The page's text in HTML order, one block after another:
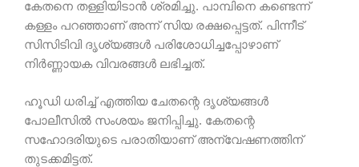
കേതനെ തള്ളിയിടാൻ ശ്രമിച്ചു. പാമ്പിനെ കണ്ടെന്ന്
കള്ളം പറഞ്ഞാണ് അന്ന് സിയ രക്ഷപ്പെട്ടത്. പിന്നീട്
സിസിടിവി ദൃശ്യങ്ങൾ പരിശോധിച്ചപ്പോഴാണ്
നിർണ്ണായക വിവരങ്ങൾ ലഭിച്ചത്.
ഹൂഡി ധരിച്ച് എത്തിയ ചേതന്റെ ദൃശ്യങ്ങൾ
പോലീസിൽ സംശയം ജനിപ്പിച്ചു. കേതന്റെ
സഹോദരിയുടെ പരാതിയാണ് അന്വേഷണത്തിന്
തുടക്കമിട്ടത്.